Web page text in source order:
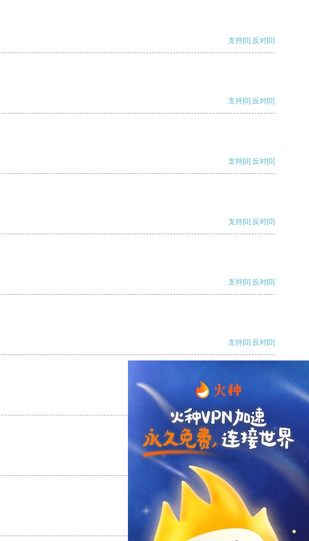
支持[0] 反对[0]
支持[0] 反对[0]
支持[0] 反对[0]
支持[0] 反对[0]
支持[0] 反对[0]
支持[0] 反对[0]
反对
反对[0]